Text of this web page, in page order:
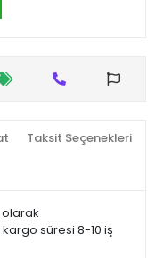
Taksit Seçenekleri
olarak
süresi 8-10 iş